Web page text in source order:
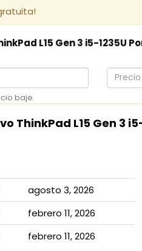
L15 Gen 3 i5-1235U
Precio
actual
baje.
ThinkPad L15 Gen 3
agosto 3, 2026
febrero 11, 2026
febrero 11, 2026